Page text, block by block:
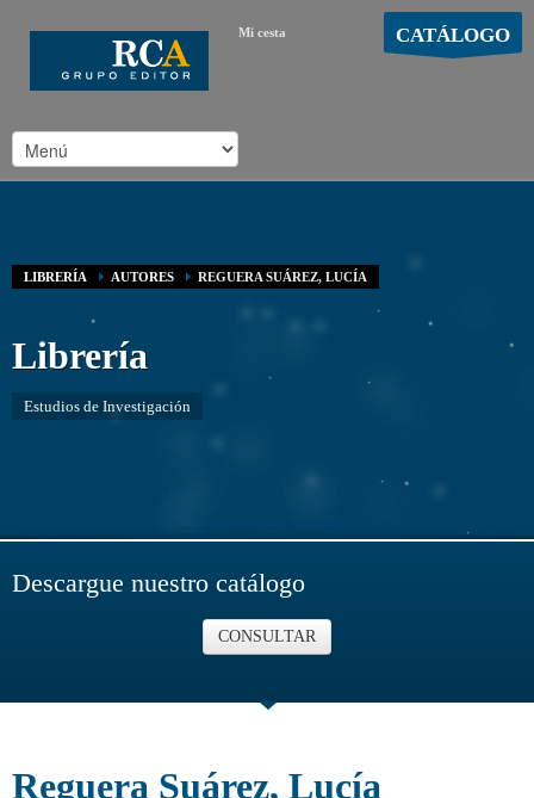
Mi cesta CATÁLOGO
LIBRERÍA AUTORES REGUERA SUÁREZ, LUCÍA
Librería
Estudios de Investigación
Descargue nuestro catálogo
CONSULTAR
Reguera Suárez, Lucía